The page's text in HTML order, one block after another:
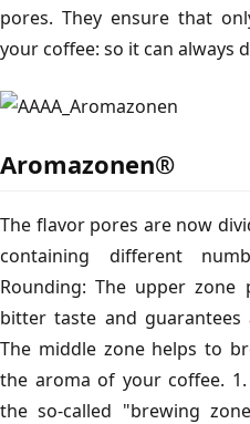
pores. They ensure that
your coffee: so it can always
Aromazonen®
The flavor pores are now
containing different
Rounding: The upper
bitter taste and guarantees
The middle zone helps to
the aroma of your coffee.
the so-called "brewing